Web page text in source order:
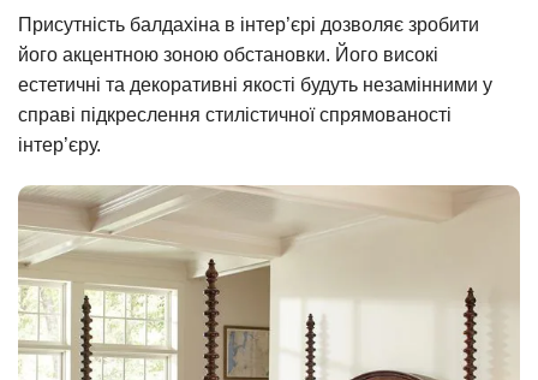
Присутність балдахіна в інтер’єрі дозволяє зробити
його акцентною зоною обстановки. Його високі
естетичні та декоративні якості будуть незамінними у
справі підкреслення стилістичної спрямованості
інтер’єру.